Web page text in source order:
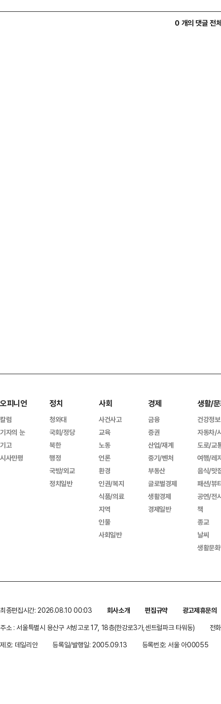
0 개의 댓글 전
오피니언
칼럼
기자의 눈
기고
시사만평
정치
청와대
국회/정당
북한
행정
국방/외교
정치일반
사회
사건사고
교육
노동
언론
환경
인권/복지
식품/의료
지역
인물
사회일반
경제
금융
증권
산업/재계
중기/벤처
부동산
글로벌경제
생활경제
경제일반
생활/
건강정보
자동차/
도로/교
여행/레
음식/맛
패션/뷰
공연/전
책
종교
날씨
생활문
최종편집시간: 2026.08.10 00:03 회사소개 편집규약
광고제휴문의
주소 : 서울특별시 용산구 서빙고로 17, 18층(한강로3가,센트럴파크 타워동)
전
제호: 데일리안
등록일/발행일: 2005.09.13 등록번호: 서울 아00055